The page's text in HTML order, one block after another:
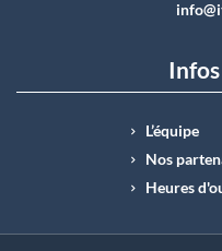
L’équipe
Nos
Heures